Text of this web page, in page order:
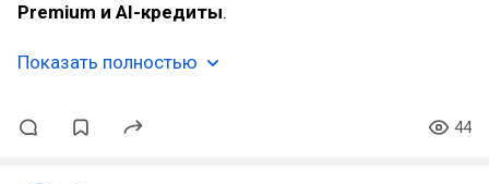
Premium и AI-кредиты.
Показать полностью
44